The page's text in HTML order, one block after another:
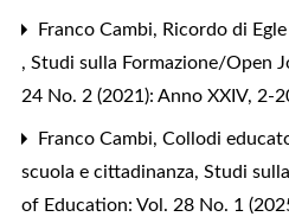
Franco Cambi, Ricordo di
, Studi sulla Formazione/Open
24 No. 2 (2021): Anno XXIV, 2-
Franco Cambi, Collodi
scuola e cittadinanza, Studi
of Education: Vol. 28 No. 1